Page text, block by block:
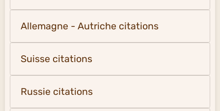
Allemagne - Autriche citations
Suisse citations
Russie citations